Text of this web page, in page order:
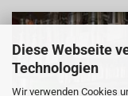
Diese Webseite
Technologien
Wir verwenden Cookies